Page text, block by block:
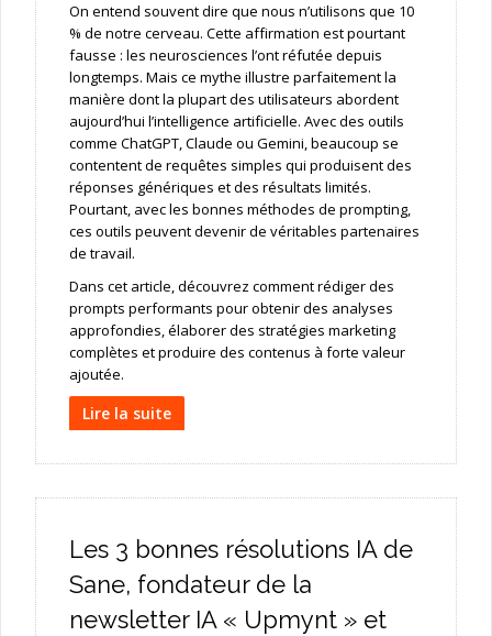
On entend souvent dire que nous n’utilisons que 10
% de notre cerveau. Cette affirmation est pourtant
fausse : les neurosciences l’ont réfutée depuis
longtemps. Mais ce mythe illustre parfaitement la
manière dont la plupart des utilisateurs abordent
aujourd’hui l’intelligence artificielle. Avec des outils
comme ChatGPT, Claude ou Gemini, beaucoup se
contentent de requêtes simples qui produisent des
réponses génériques et des résultats limités.
Pourtant, avec les bonnes méthodes de prompting,
ces outils peuvent devenir de véritables partenaires
de travail.
Dans cet article, découvrez comment rédiger des
prompts performants pour obtenir des analyses
approfondies, élaborer des stratégies marketing
complètes et produire des contenus à forte valeur
ajoutée.
Lire la suite
Les 3 bonnes résolutions IA de
Sane, fondateur de la
newsletter IA « Upmynt » et